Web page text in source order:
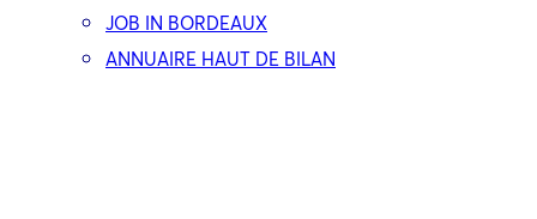
JOB IN BORDEAUX
ANNUAIRE HAUT DE BILAN